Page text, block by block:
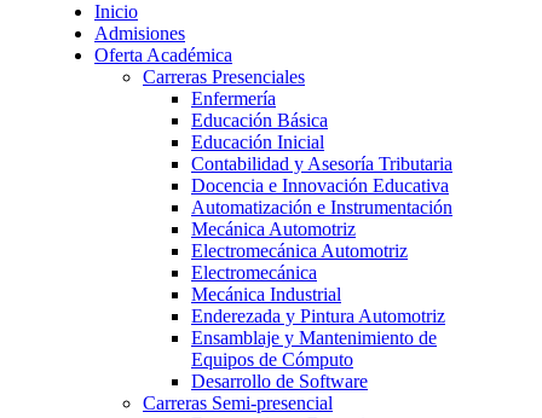
Inicio
Admisiones
Oferta Académica
Carreras Presenciales
Enfermería
Educación Básica
Educación Inicial
Contabilidad y Asesoría Tributaria
Docencia e Innovación Educativa
Automatización e Instrumentación
Mecánica Automotriz
Electromecánica Automotriz
Electromecánica
Mecánica Industrial
Enderezada y Pintura Automotriz
Ensamblaje y Mantenimiento de
Equipos de Cómputo
Desarrollo de Software
Carreras Semi-presencial